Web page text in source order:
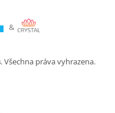
&
. Všechna práva vyhrazena.